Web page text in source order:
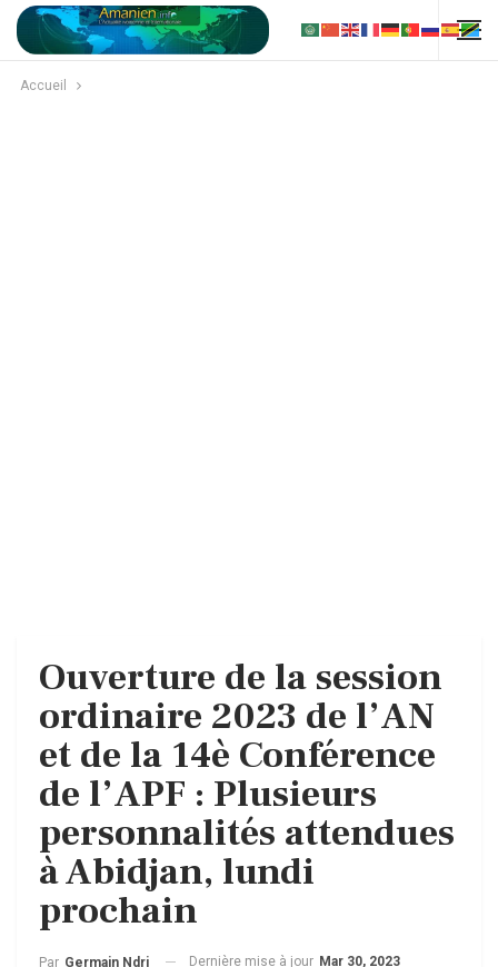
Accueil
Ouverture de la session
ordinaire 2023 de l’AN
et de la 14è Conférence
de l’APF : Plusieurs
personnalités attendues
à Abidjan, lundi
prochain
Par Germain Ndri Dernière mise à jour Mar 30, 2023